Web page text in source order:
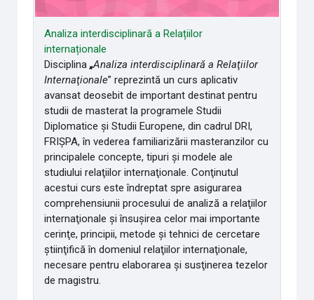
Analiza interdisciplinară a Relațiilor
internaționale
Disciplina„Analiza interdisciplinară a Relaţiilor
Internaţionale” reprezintă un curs aplicativ
avansat deosebit de important destinat pentru
studii de masterat la programele Studii
Diplomatice și Studii Europene, din cadrul DRI,
FRIȘPA, în vederea familiarizării masteranzilor cu
principalele concepte, tipuri şi modele ale
studiului relaţiilor internaţionale. Conţinutul
acestui curs este îndreptat spre asigurarea
comprehensiunii procesului de analiză a relaţiilor
internaţionale şi însuşirea celor mai importante
cerinţe, principii, metode şi tehnici de cercetare
ştiinţifică în domeniul relaţiilor internaţionale,
necesare pentru elaborarea şi susţinerea tezelor
de magistru.